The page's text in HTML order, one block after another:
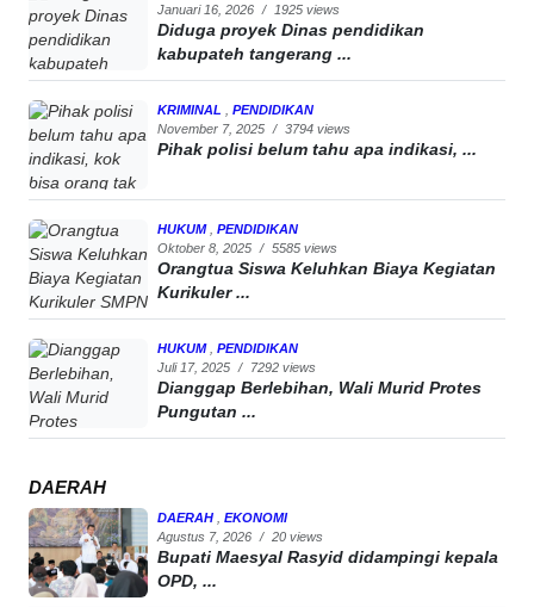
Januari 16, 2026 / 1925 views
Diduga proyek Dinas pendidikan
kabupateh tangerang ...
KRIMINAL
PENDIDIKAN
November 7, 2025 / 3794 views
Pihak polisi belum tahu apa indikasi, ...
HUKUM
PENDIDIKAN
Oktober 8, 2025 / 5585 views
Orangtua Siswa Keluhkan Biaya Kegiatan
Kurikuler ...
HUKUM
PENDIDIKAN
Juli 17, 2025 / 7292 views
Dianggap Berlebihan, Wali Murid Protes
Pungutan ...
DAERAH
DAERAH
EKONOMI
Agustus 7, 2026 / 20 views
Bupati Maesyal Rasyid didampingi kepala
OPD, ...